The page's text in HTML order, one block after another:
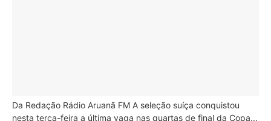
Da Redação Rádio Aruanã FM A seleção suíça conquistou
nesta terça-feira a última vaga nas quartas de final da Copa...